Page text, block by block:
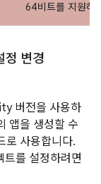
64비트를 지원하
정 변경
버전을 사용하
앱을 생성할 수
로 사용합니다.
를 설정하려면